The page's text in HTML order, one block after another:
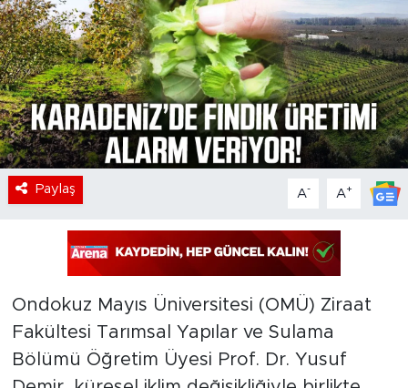
Paylaş A- A+
Ondokuz Mayıs Üniversitesi (OMÜ) Ziraat
Fakültesi Tarımsal Yapılar ve Sulama
Bölümü Öğretim Üyesi Prof. Dr. Yusuf